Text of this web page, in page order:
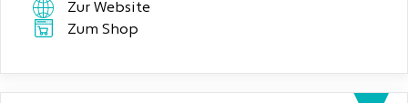
Zur Website
Zum Shop